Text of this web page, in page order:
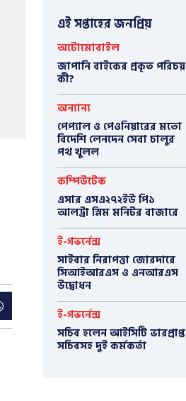
এই সপ্তাহের জনপ্রিয়
অটোমোবাইল
​জাপানি বাইকের প্রকৃত পরিচয়
কী?
অন্যান্য
পেপ্যাল ও পেওনিয়ারের মতো
বিদেশি লেনদেন সেবা চালুর
পথ খুলল
কম্পিউটেক
এসার এসএ২৭২ইউ পি১
আলট্রা স্লিম মনিটর বাজারে
ই-গভর্নেন্স
সাইবার নিরাপত্তা জোরদারে
সিআইআরএস ও এনআরএস
উদ্বোধন
ই-গভর্নেন্স
সচিব হলেন আইসিটি ভারপ্রাপ্ত
সচিবসহ দুই কর্মকর্তা